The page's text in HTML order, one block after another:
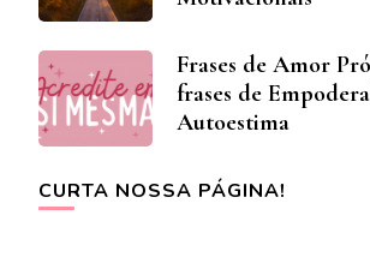
Frases de Amor
frases de
Autoestima
CURTA NOSSA PÁGINA!